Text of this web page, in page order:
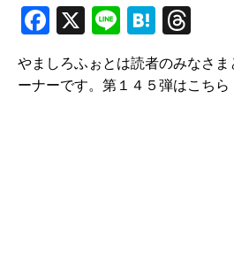
F
a
c
X Li
n
e
H
at
e
n
h
r
e
やましろふぉとは読者のみなさ
ーナーです。第１４５弾はこちら